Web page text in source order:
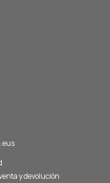
y devolución